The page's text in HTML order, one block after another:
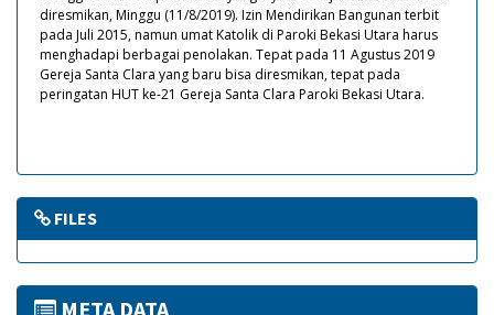
diresmikan, Minggu (11/8/2019). Izin Mendirikan Bangunan terbit
pada Juli 2015, namun umat Katolik di Paroki Bekasi Utara harus
menghadapi berbagai penolakan. Tepat pada 11 Agustus 2019
Gereja Santa Clara yang baru bisa diresmikan, tepat pada
peringatan HUT ke-21 Gereja Santa Clara Paroki Bekasi Utara.
FILES
META DATA